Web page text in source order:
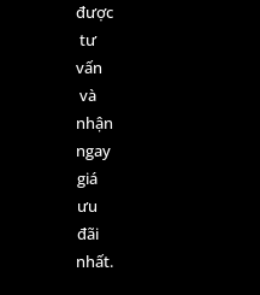
được
tư
vấn
và
nhận
ngay
giá
ưu
đãi
nhất.